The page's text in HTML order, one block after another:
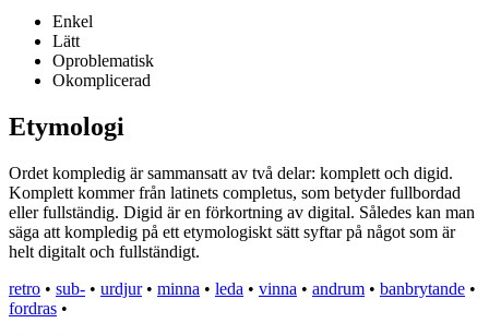
Enkel
Lätt
Oproblematisk
Okomplicerad
Etymologi
Ordet kompledig är sammansatt av två delar: komplett och digid.
Komplett kommer från latinets completus, som betyder fullbordad
eller fullständig. Digid är en förkortning av digital. Således kan man
säga att kompledig på ett etymologiskt sätt syftar på något som är
helt digitalt och fullständigt.
retro • sub- • urdjur• minna • leda • vinna • andrum • banbrytande •
fordras •